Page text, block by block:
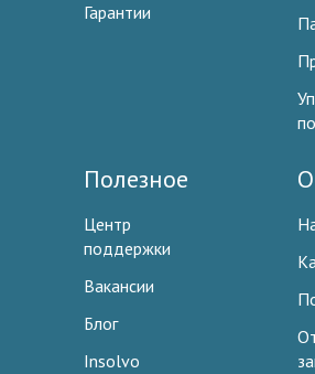
Гарантии
Полезное
Центр
поддержки
Вакансии
Блог
Insolvo